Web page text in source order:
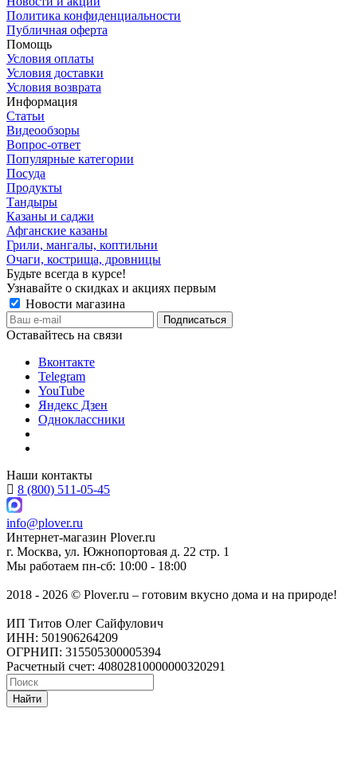
Политика конфиденциальности
Публичная оферта
Помощь
Условия оплаты
Условия доставки
Условия возврата
Информация
Статьи
Видеообзоры
Вопрос-ответ
Популярные категории
Посуда
Продукты
Тандыры
Казаны и саджи
Афганские казаны
Грили, мангалы, коптильни
Очаги, кострища, дровницы
Будьте всегда в курсе!
Узнавайте о скидках и акциях первым
Новости магазина
Оставайтесь на связи
Вконтакте
Telegram
YouTube
Яндекс Дзен
Одноклассники
Наши контакты
8 (800) 511-05-45
info@plover.ru
Интернет-магазин Plover.ru
г. Москва, ул. Южнопортовая д. 22 стр. 1
Мы работаем пн-сб: 10:00 - 18:00
2018 - 2026 © Plover.ru – готовим вкусно дома и на природе!
ИП Титов Олег Сайфулович
ИНН: 501906264209
ОГРНИП: 315505300005394
Расчетный счет: 40802810000000320291
Найти